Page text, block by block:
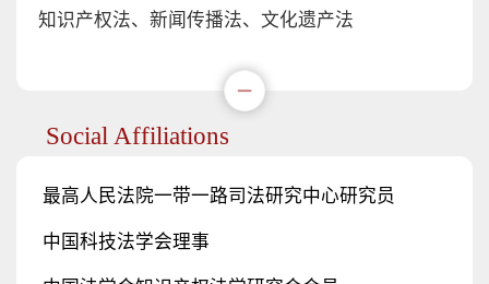
知识产权法、新闻传播法、文化遗产法
Social Affiliations
最高人民法院一带一路司法研究中心研究员
中国科技法学会理事